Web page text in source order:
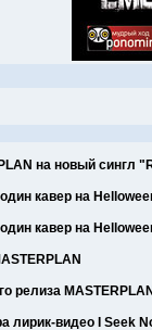
на новый сингл
кавер на
кавер на
релиза MASTERPLAN
лирик-видео I Seek